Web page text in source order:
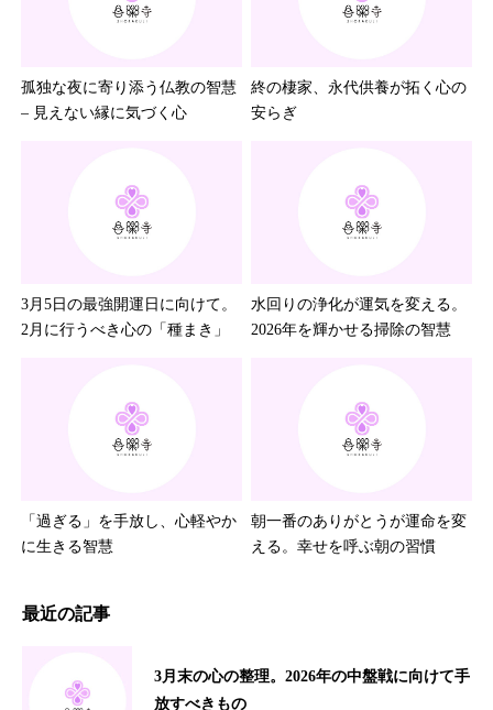
孤独な夜に寄り添う仏教の智慧
– 見えない縁に気づく心
終の棲家、永代供養が拓く心の
安らぎ
3月5日の最強開運日に向けて。
2月に行うべき心の「種まき」
水回りの浄化が運気を変える。
2026年を輝かせる掃除の智慧
「過ぎる」を手放し、心軽やか
に生きる智慧
朝一番のありがとうが運命を変
える。幸せを呼ぶ朝の習慣
最近の記事
3月末の心の整理。2026年の中盤戦に向けて手
放すべきもの